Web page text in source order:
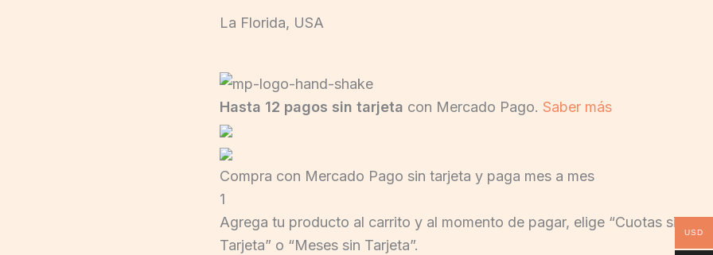
La Florida, USA
Hasta 12 pagos sin tarjeta con Mercado Pago. Saber más
Compra con Mercado Pago sin tarjeta y paga mes a mes
1
Agrega tu producto al carrito y al momento de pagar, elige “Cuotas sin
Tarjeta” o “Meses sin Tarjeta”.
USD